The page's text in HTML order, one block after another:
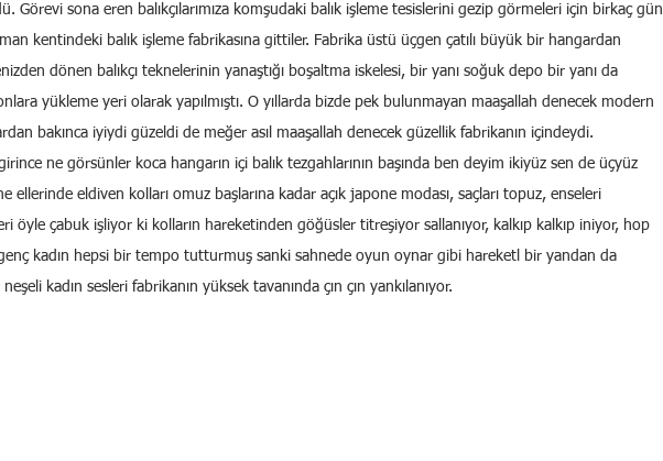
Görevi sona eren balıkçılarımıza komşudaki balık işleme tesislerini gezip görmeleri için birkaç gün
kentindeki balık işleme fabrikasına gittiler. Fabrika üstü üçgen çatılı büyük bir hangardan
dönen balıkçı teknelerinin yanaştığı boşaltma iskelesi, bir yanı soğuk depo bir yanı da
yükleme yeri olarak yapılmıştı. O yıllarda bizde pek bulunmayan maaşallah denecek modern
bakınca iyiydi güzeldi de meğer asıl maaşallah denecek güzellik fabrikanın içindeydi.
ne görsünler koca hangarın içi balık tezgahlarının başında ben deyim ikiyüz sen de üçyüz
ellerinde eldiven kolları omuz başlarına kadar açık japone modası, saçları topuz, enseleri
öyle çabuk işliyor ki kolların hareketinden göğüsler titreşiyor sallanıyor, kalkıp kalkıp iniyor, hop
kadın hepsi bir tempo tutturmuş sanki sahnede oyun oynar gibi hareketl bir yandan da
kadın sesleri fabrikanın yüksek tavanında çın çın yankılanıyor.